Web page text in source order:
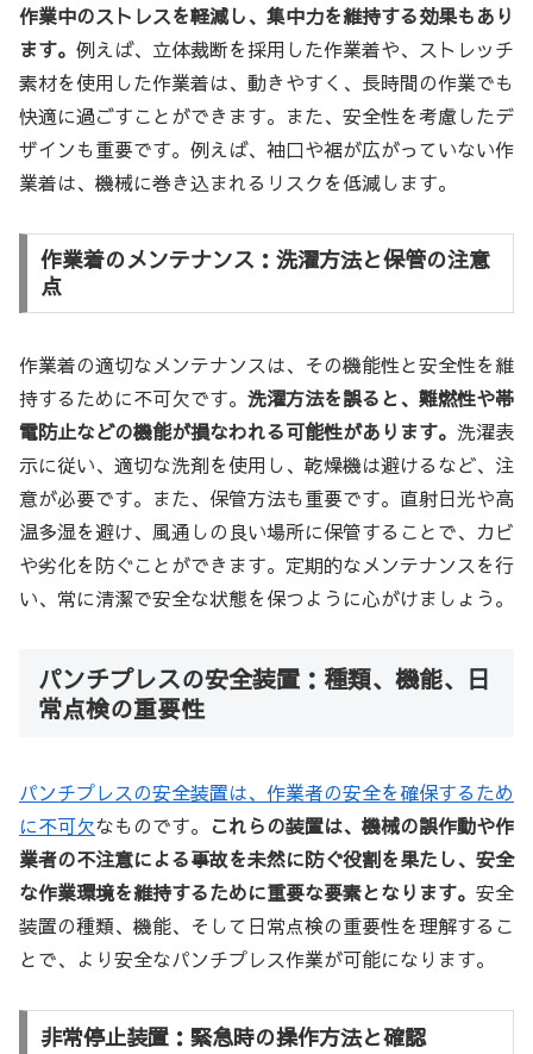
作業中のストレスを軽減し、集中力を維持する効果もあり
ます。 例えば、立体裁断を採用した作業着や、ストレッチ
素材を使用した作業着は、動きやすく、長時間の作業でも
快適に過ごすことができます。また、安全性を考慮したデ
ザインも重要です。例えば、袖口や裾が広がっていない作
業着は、機械に巻き込まれるリスクを低減します。
作業着のメンテナンス：洗濯方法と保管の注意
点
作業着の適切なメンテナンスは、その機能性と安全性を維
持するために不可欠です。 洗濯方法を誤ると、難燃性や帯
電防止などの機能が損なわれる可能性があります。 洗濯表
示に従い、適切な洗剤を使用し、乾燥機は避けるなど、注
意が必要です。また、保管方法も重要です。直射日光や高
温多湿を避け、風通しの良い場所に保管することで、カビ
や劣化を防ぐことができます。定期的なメンテナンスを行
い、常に清潔で安全な状態を保つように心がけましょう。
パンチプレスの安全装置：種類、機能、日
常点検の重要性
パンチプレスの安全装置は、作業者の安全を確保するため
に不可欠なものです。 これらの装置は、機械の誤作動や作
業者の不注意による事故を未然に防ぐ役割を果たし、安全
な作業環境を維持するために重要な要素となります。 安全
装置の種類、機能、そして日常点検の重要性を理解するこ
とで、より安全なパンチプレス作業が可能になります。
非常停止装置：緊急時の操作方法と確認